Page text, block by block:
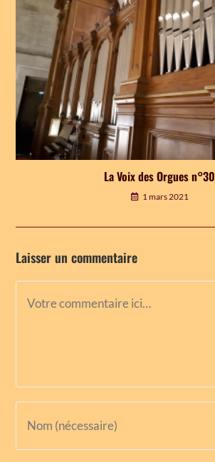
La Voix des Orgues n°30
1 mars 2021
Laisser un commentaire